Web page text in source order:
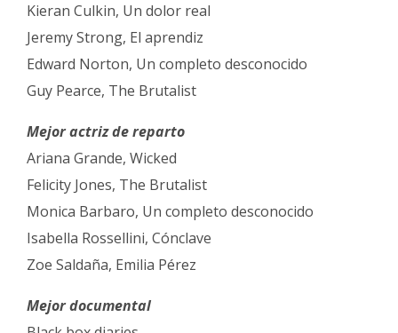
Kieran Culkin, Un dolor real
Jeremy Strong, El aprendiz
Edward Norton, Un completo desconocido
Guy Pearce, The Brutalist
Mejor actriz de reparto
Ariana Grande, Wicked
Felicity Jones, The Brutalist
Monica Barbaro, Un completo desconocido
Isabella Rossellini, Cónclave
Zoe Saldaña, Emilia Pérez
Mejor documental